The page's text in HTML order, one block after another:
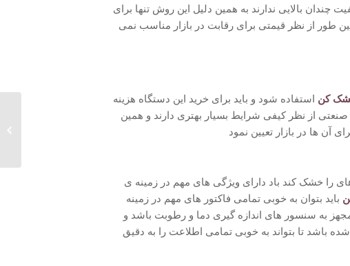
چندان بالایی ندارند به همین دلیل این روش تنها برای
از نظر قیمتی برای رقابت در بازار مناسب نمی
کن استفاده شود و باید برای خرید این دستگاه هزینه
از نظر کیفی شرایط بسیار بهتری دارند و همین
آن ها در بازار تعیین نمود
های را خشک کند باد دارای ویژگی های مهم در زمینه ی
باید بتوان به خوبی تمامی فاکتور های مهم در زمینه
مجهز به سنسور های اندازه گیری دما و رطوبت باشد و
باشد تا بتواند به خوبی تمامی اطلاعت را به دقیق